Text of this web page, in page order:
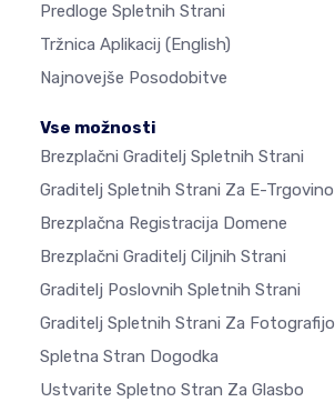
Predloge Spletnih Strani
Tržnica Aplikacij (English)
Najnovejše Posodobitve
Vse možnosti
Brezplačni Graditelj Spletnih Strani
Graditelj Spletnih Strani Za E-Trgovino
Brezplačna Registracija Domene
Brezplačni Graditelj Ciljnih Strani
Graditelj Poslovnih Spletnih Strani
Graditelj Spletnih Strani Za Fotografijo
Spletna Stran Dogodka
Ustvarite Spletno Stran Za Glasbo